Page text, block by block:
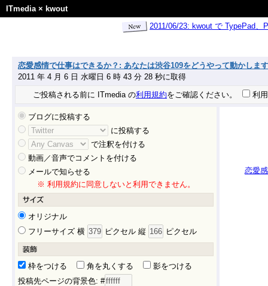
ITmedia× kwout
2011/06/23: kwout で TypePad
恋愛感情で仕事はできるか？: あなたは渋谷109をどうやって動かしま
2011 年 4 月 6 日 水曜日 6 時 43 分 28 秒に取得
ご投稿される前に ITmedia の利用規約をご確認ください。 利
ブログに投稿する
に投稿する
で注釈を付ける
動画／音声でコメントを付ける
メールで知らせる
※ 利用規約に同意しないと利用できません。
オリジナル
フリーサイズ 横
ピクセル 縦 ピクセル
枠をつける 角を丸くする
影をつける
投稿先ページの背景色: #
恋愛